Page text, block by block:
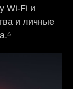
Wi-Fi и
и личные
△